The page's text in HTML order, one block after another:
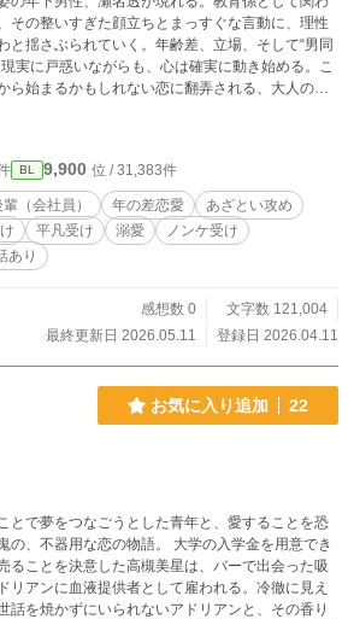
その整いすぎた顔立ちとまっすぐな言動に、理性
と揺さぶられていく。年齢差、立場、そして“男同
実に戸惑いながらも、心は確実に動き始める。こ
ら始まるかもしれない恋に翻弄される、大人の不
ストーリー。
BL 9,900 位 / 31,383件
（会社員） 年の差恋愛
あざとい攻め
平凡受け 溺愛
ノンケ受け
あり
感想数 0
文字数 121,004
最終更新日 2026.05.11
登録日 2026.04.11
お気に入り追加 22
とで夢をつなごうとした青年と、愛することを恐
の、不器用な恋の物語。 大学の入学金を用意でき
ることを決意した高槻美星は、バーで出会った吸
リアンに血液提供者として雇われる。冷徹に見え
話を焼かずにいられないアドリアンと、その香り